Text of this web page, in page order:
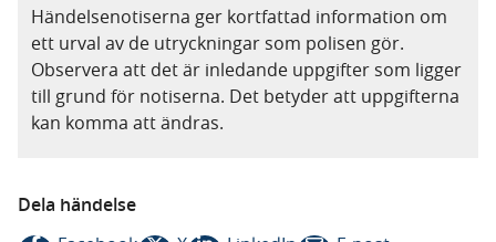
Händelsenotiserna ger kortfattad information om
ett urval av de utryckningar som polisen gör.
Observera att det är inledande uppgifter som ligger
till grund för notiserna. Det betyder att uppgifterna
kan komma att ändras.
Dela händelse